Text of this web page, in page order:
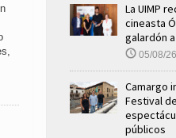
La UIMP
cineasta
galardón
05/08/26
Camargo
Festival
públicos